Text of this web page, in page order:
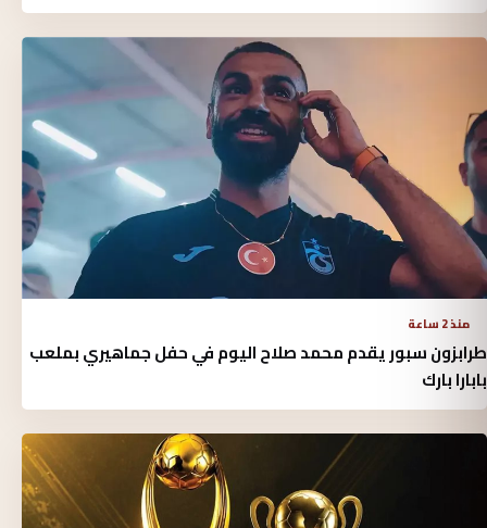
منذ 2 ساعة
طرابزون سبور يقدم محمد صلاح اليوم في حفل جماهيري بملعب
بابارا بارك